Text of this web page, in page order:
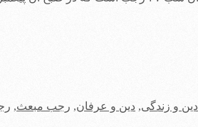
دین و زندگی, دین و عرفان, رجب مبعث,